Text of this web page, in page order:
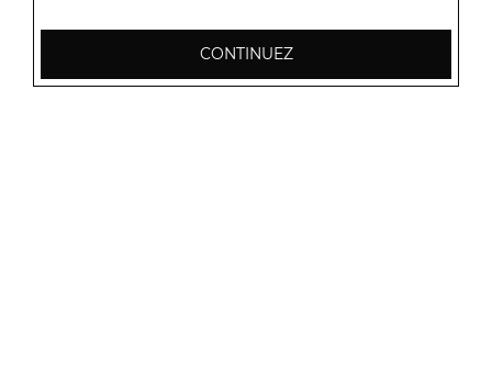
4.00€
CONTINUEZ